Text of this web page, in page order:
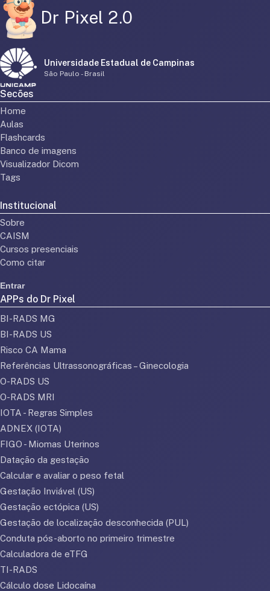
Dr Pixel 2.0
Universidade Estadual de Campinas
São Paulo - Brasil
Secões
Home
Aulas
Flashcards
Banco de imagens
Visualizador Dicom
Tags
Institucional
Sobre
CAISM
Cursos presenciais
Como citar
Entrar
APPs do Dr Pixel
BI-RADS MG
BI-RADS US
Risco CA Mama
Referências Ultrassonográficas – Ginecologia
O-RADS US
O-RADS MRI
IOTA - Regras Simples
ADNEX (IOTA)
FIGO - Miomas Uterinos
Datação da gestação
Calcular e avaliar o peso fetal
Gestação Inviável (US)
Gestação ectópica (US)
Gestação de localização desconhecida (PUL)
Conduta pós-aborto no primeiro trimestre
Calculadora de eTFG
TI-RADS
Cálculo dose Lidocaína